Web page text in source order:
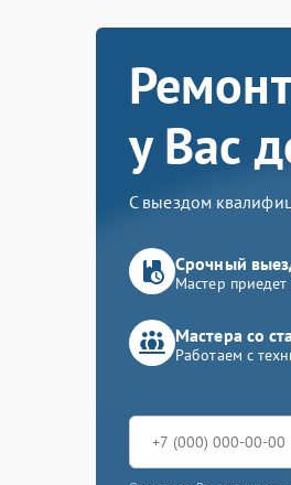
у Вас
С выездом
Срочный
Мастер
Мастера со
Работаем с